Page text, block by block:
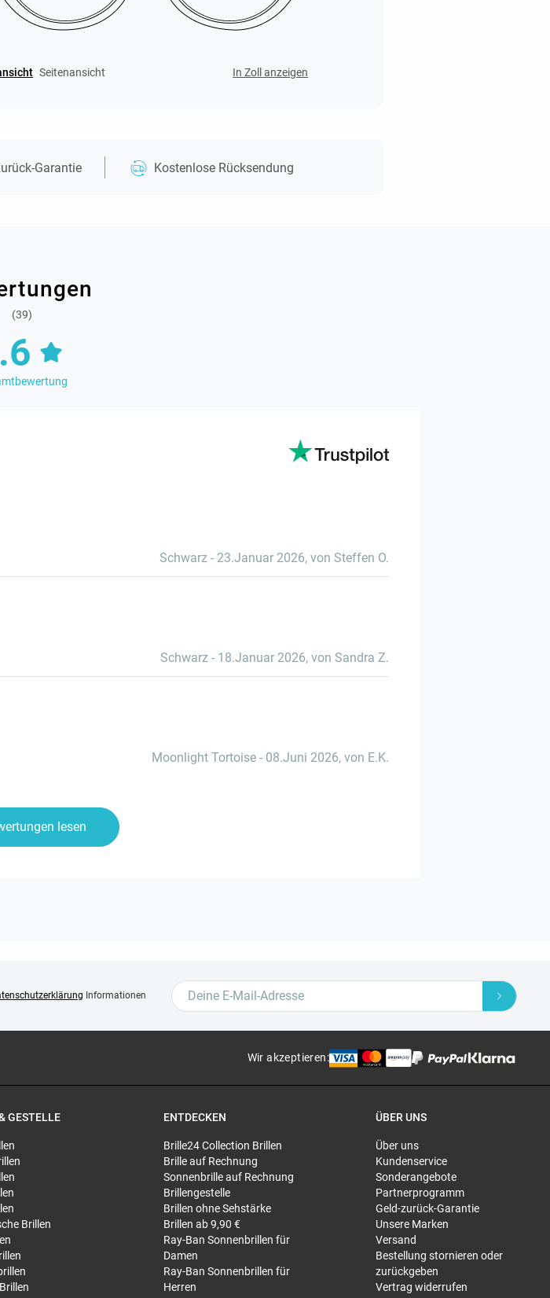
Seitenansicht In Zoll anzeigen
Garantie Kostenlose Rücksendung
(39)
Schwarz - 23.Januar 2026, von Steffen O.
Schwarz - 18.Januar 2026, von Sandra Z.
Moonlight Tortoise - 08.Juni 2026, von E.K.
lesen
Informationen
Wir akzeptieren:
GESTELLE
Brillen
ENTDECKEN
Brille24 Collection Brillen
Brille auf Rechnung
Sonnenbrille auf Rechnung
Brillengestelle
Brillen ohne Sehstärke
Brillen ab 9,90 €
Ray-Ban Sonnenbrillen für
Damen
Ray-Ban Sonnenbrillen für
Herren
ÜBER UNS
Über uns
Kundenservice
Sonderangebote
Partnerprogramm
Geld-zurück-Garantie
Unsere Marken
Versand
Bestellung stornieren oder
zurückgeben
Vertrag widerrufen